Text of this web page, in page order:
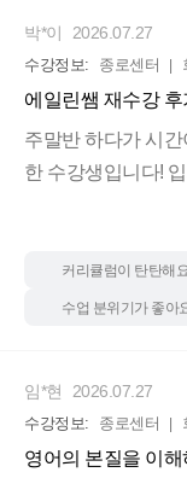
저랑 같은 고민이
안하실 거에요 강추
박*이 2026.07.27
수강정보: 종로센터
에일린쌤 재수강 후
주말반 하다가 시
한 수강생입니다!
혀있지 않고 다른
오래 기억이 남았습
께 병행하는 걸 권유
스럽게 익히게 된
발견할 수 있었습
커리큘럼이 탄탄해요
수업 분위기가 좋아
임*현 2026.07.27
수강정보: 종로센터
영어의 본질을 이